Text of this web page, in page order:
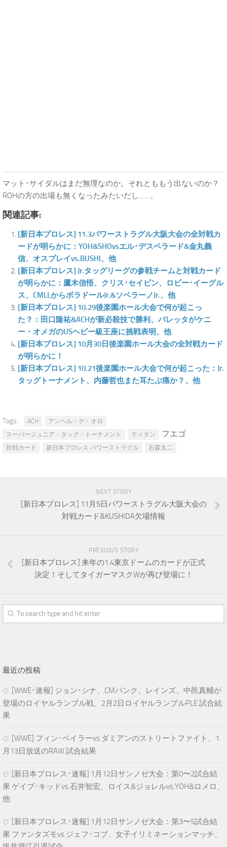
マット･サイダルはまだ無理なのか。それとももう出ないのか？
ROHの方の出場も無くなったみたいだし……。
関連記事:
[新日本プロレス] 11.3パワーストラグル大阪大会の全対戦カ
ードが明らかに：YOH&SHOvsエル･デスペラード&金丸義
信、オスプレイvs.BUSHI、他
[新日本プロレス] Jr.タッグリーグの参戦チームと対戦カード
が明らかに：鷹木信悟、クリス･セイビン、ロビー･イーグル
ス、CMLLからボラドールJr.&ソベラーノJr.、他
[新日本プロレス] 10.29後楽園ホール大会で何が起こっ
た？：田口隆祐&ACHが新必殺技で勝利、バレッタがケニ
ー・オメガのUSヘビー級王座に挑戦表明、他
[新日本プロレス] 10月30日後楽園ホール大会の全対戦カード
が明らかに！
[新日本プロレス] 10.21後楽園ホール大会で何が起こった：Jr.
タッグトーナメント、内藤哲也また耳たぶ痛か？、他
Tags: ACH
アンヘル・デ・オロ
スーパージュニア・タッグ・トーナメント
ティタン フエゴ
対戦カード 新日本プロレス パワーストラグル 石森太二
NEXT STORY
[新日本プロレス] 11月5日パワーストラグル大阪大会の
対戦カード&KUSHIDA欠場情報
PREVIOUS STORY
[新日本プロレス] 来年の1.4東京ドームのカードが正式
決定！そしてタイガーマスクWが再び登場に！
最近の投稿
[WWE･速報] ジョン･シナ、CMパンク、レインズ、中邑真輔が
登場のロイヤルランブル戦、2月2日ロイヤルランブルPLE 試合結
果
[WWE] フィン･ベイラーvs.ダミアンのストリートファイト、1
月13日放送のRAW 試合結果
[新日本プロレス･速報] 1月12日サンノゼ大会：第0〜2試合結
果 ゲイブ･キッドvs.石井智宏、ロイス&ジョレルvs.YOH&ロメロ、
他
[新日本プロレス･速報] 1月12日サンノゼ大会：第3〜5試合結
果 ファンタズモvs.ジェフ･コブ、女子イリミネーションマッチ、